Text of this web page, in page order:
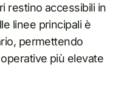
restino accessibili in
linee principali è
permettendo
più elevate